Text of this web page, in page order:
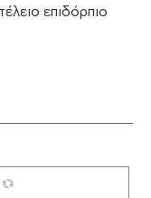
επιδόρπιο